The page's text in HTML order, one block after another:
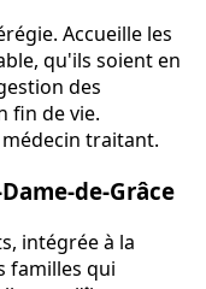
Accueille les
qu'ils soient en
des
fin de vie.
traitant.
de-Grâce
intégrée à la
familles qui